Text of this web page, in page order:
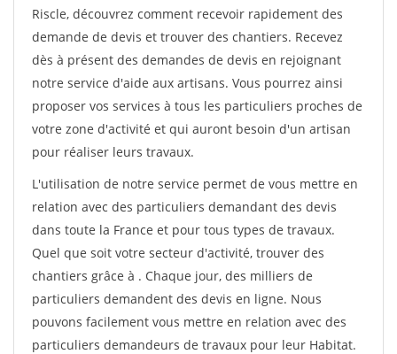
Riscle, découvrez comment recevoir rapidement des
demande de devis et trouver des chantiers. Recevez
dès à présent des demandes de devis en rejoignant
notre service d'aide aux artisans. Vous pourrez ainsi
proposer vos services à tous les particuliers proches de
votre zone d'activité et qui auront besoin d'un artisan
pour réaliser leurs travaux.
L'utilisation de notre service permet de vous mettre en
relation avec des particuliers demandant des devis
dans toute la France et pour tous types de travaux.
Quel que soit votre secteur d'activité, trouver des
chantiers grâce à . Chaque jour, des milliers de
particuliers demandent des devis en ligne. Nous
pouvons facilement vous mettre en relation avec des
particuliers demandeurs de travaux pour leur Habitat.